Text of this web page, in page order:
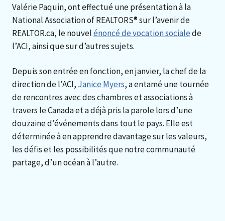
Valérie Paquin, ont effectué une présentation à la
National Association of REALTORS® sur l’avenir de
REALTOR.ca, le nouvelénoncé de vocation socialede
l’ACI, ainsi que sur d’autres sujets.
Depuis son entrée en fonction, en janvier, la chef de la
direction de l’ACI, Janice Myers, a entamé une tournée
de rencontres avec des chambres et associations à
travers le Canada et a déjà pris la parole lors d’une
douzaine d’événements dans tout le pays. Elle est
déterminée à en apprendre davantage sur les valeurs,
les défis et les possibilités que notre communauté
partage, d’un océan à l’autre.